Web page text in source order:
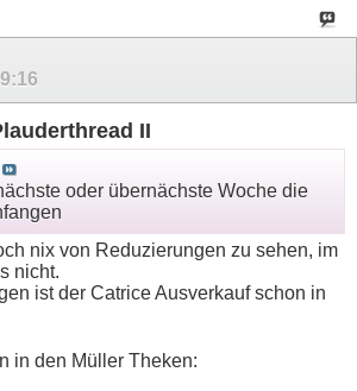
II
oder übernächste Woche die
nix von Reduzierungen zu sehen, im
nicht.
ist der Catrice Ausverkauf schon in
in den Müller Theken: